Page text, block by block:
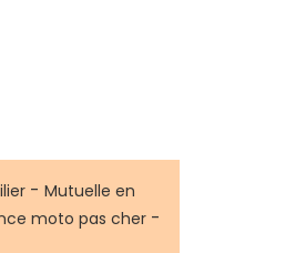
- Mutuelle en
moto pas cher -